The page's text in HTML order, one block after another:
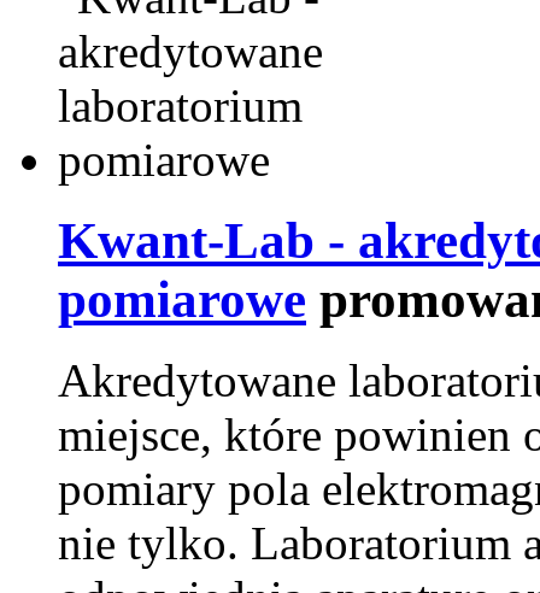
Kwant-Lab -
pomiarowe
Akredytowane
miejsce, które powinien
pomiary pola
nie tylko. Laboratorium